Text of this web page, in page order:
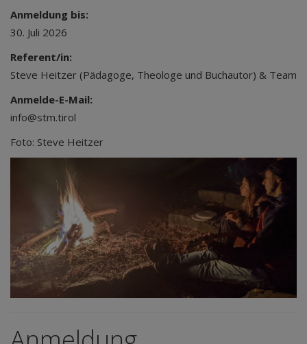
Anmeldung bis:
30. Juli 2026
Referent/in:
Steve Heitzer (Pädagoge, Theologe und Buchautor) & Team
Anmelde-E-Mail:
info@stm.tirol
Foto: Steve Heitzer